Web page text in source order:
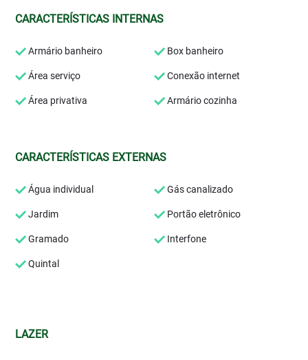
CARACTERÍSTICAS INTERNAS
Armário banheiro Box banheiro
Área serviço Conexão internet
Área privativa Armário cozinha
CARACTERÍSTICAS EXTERNAS
Água individual Gás canalizado
Jardim Portão eletrônico
Gramado Interfone
Quintal
LAZER